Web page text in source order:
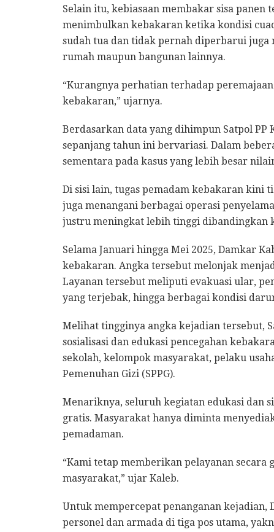
Selain itu, kebiasaan membakar sisa
menimbulkan kebakaran ketika kondisi
sudah tua dan tidak pernah diperbarui
rumah maupun bangunan lainnya.
“Kurangnya perhatian terhadap
kebakaran,” ujarnya.
Berdasarkan data yang dihimpun Satpol
sepanjang tahun ini bervariasi. Dalam
sementara pada kasus yang lebih besar
Di sisi lain, tugas pemadam kebakaran kini
juga menangani berbagai operasi
justru meningkat lebih tinggi dibandingkan
Selama Januari hingga Mei 2025, Damkar
kebakaran. Angka tersebut melonjak
Layanan tersebut meliputi evakuasi ular,
yang terjebak, hingga berbagai kondisi
Melihat tingginya angka kejadian tersebut,
sosialisasi dan edukasi pencegahan
sekolah, kelompok masyarakat, pelaku
Pemenuhan Gizi (SPPG).
Menariknya, seluruh kegiatan edukasi dan
gratis. Masyarakat hanya diminta
pemadaman.
“Kami tetap memberikan pelayanan secara
masyarakat,” ujar Kaleb.
Untuk mempercepat penanganan kejadian,
personel dan armada di tiga pos utama,